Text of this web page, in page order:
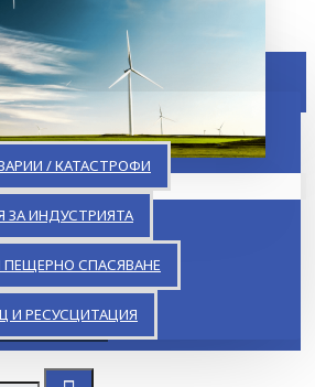
/ КАТАСТРОФИ
ЗА ИНДУСТРИЯТА
СПАСЯВАНЕ
И РЕСУСЦИТАЦИЯ
празна!